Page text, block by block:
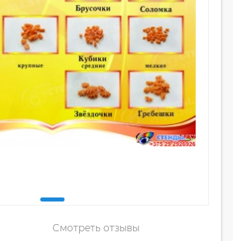
Смотреть отзывы